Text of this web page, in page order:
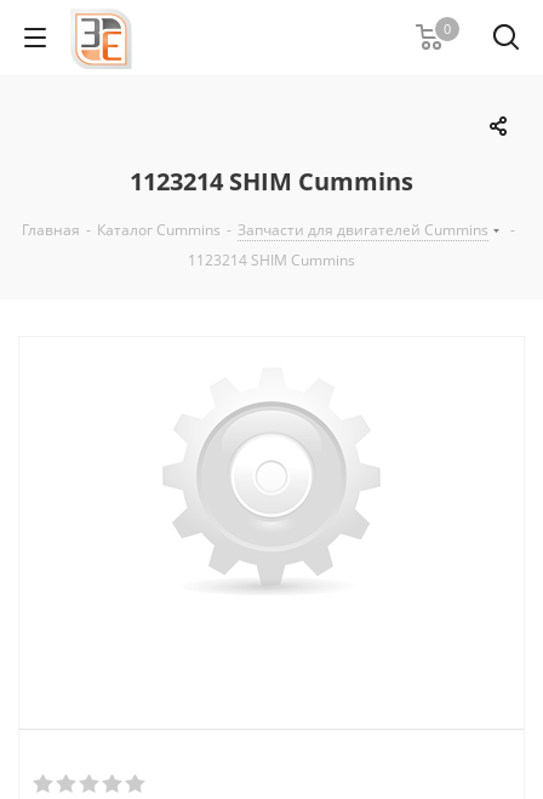
0
1123214 SHIM Cummins
Главная - Каталог Cummins - Запчасти для двигателей Cummins
-
1123214 SHIM Cummins